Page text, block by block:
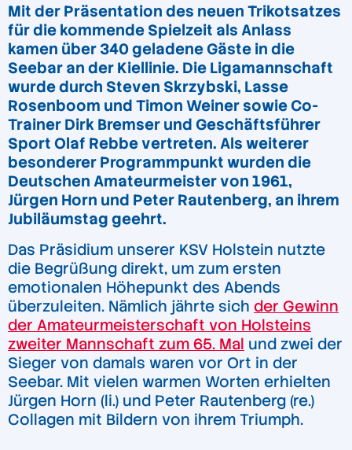
Mit der Präsentation des neuen Trikotsatzes
für die kommende Spielzeit als Anlass
kamen über 340 geladene Gäste in die
Seebar an der Kiellinie. Die Ligamannschaft
wurde durch Steven Skrzybski, Lasse
Rosenboom und Timon Weiner sowie Co-
Trainer Dirk Bremser und Geschäftsführer
Sport Olaf Rebbe vertreten. Als weiterer
besonderer Programmpunkt wurden die
Deutschen Amateurmeister von 1961,
Jürgen Horn und Peter Rautenberg, an ihrem
Jubiläumstag geehrt.
Das Präsidium unserer KSV Holstein nutzte
die Begrüßung direkt, um zum ersten
emotionalen Höhepunkt des Abends
überzuleiten. Nämlich jährte sich der Gewinn
der Amateurmeisterschaft von Holsteins
zweiter Mannschaft zum 65. Mal und zwei der
Sieger von damals waren vor Ort in der
Seebar. Mit vielen warmen Worten erhielten
Jürgen Horn (li.) und Peter Rautenberg (re.)
Collagen mit Bildern von ihrem Triumph.